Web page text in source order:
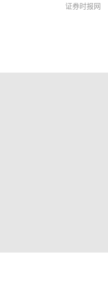
证券时报网